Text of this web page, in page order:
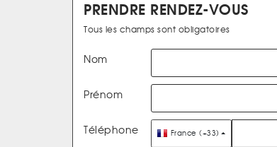
PRENDRE RENDEZ-VOUS
Tous les champs sont obligatoires
Nom
Prénom
Téléphone France (+33)